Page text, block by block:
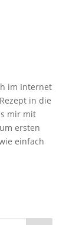
im Internet
in die
mir mit
ersten
einfach